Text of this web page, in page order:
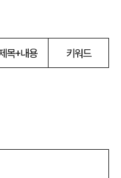
목+내용 키워드